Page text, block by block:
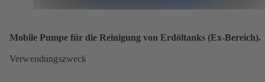
Mobile Pumpe für die Reinigung von Erdöltanks (Ex-Bereich).
Verwendungszweck